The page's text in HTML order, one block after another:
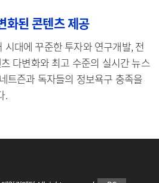
화된 콘텐츠 제공
대에 꾸준한 투자와 연구개발, 전
다변화와 최고 수준의 실시간 뉴스
트즌과 독자들의 정보욕구 충족을
.